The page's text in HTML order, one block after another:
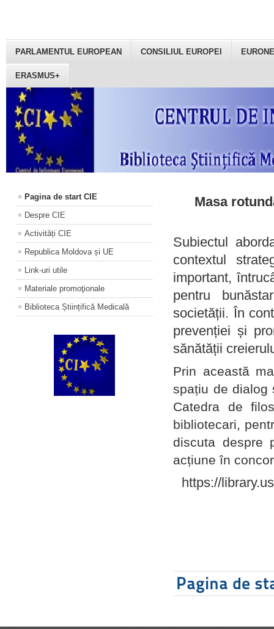
PARLAMENTUL EUROPEAN CONSILIUL EUROPEI
ERASMUS+
Pagina de start CIE
Despre CIE
Activități CIE
Republica Moldova și UE
Link-uri utile
Materiale promoţionale
Biblioteca Științifică Medicală
Masa
Subiectul
contextul
important,
pentru
societății. În
prevenției și
sănătății
Prin această
spațiu de dialog
Catedra de
bibliotecari,
discuta despre
acțiune în
https://
Pagina de